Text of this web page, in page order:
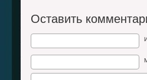
— осенью свадьба и…
Оставить